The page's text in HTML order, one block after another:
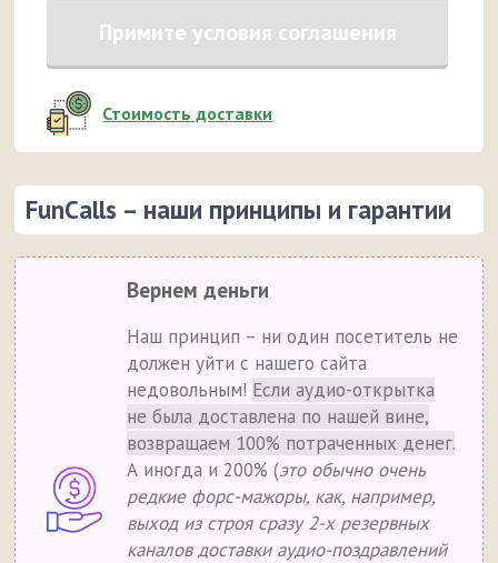
Примите условия соглашения
Стоимость доставки
FunCalls – наши принципы и гарантии
Вернем деньги
Наш принцип – ни один посетитель не
должен уйти с нашего сайта
недовольным! Если аудио-открытка
не была доставлена по нашей вине,
возвращаем 100% потраченных денег.
А иногда и 200% (это обычно очень
редкие форс-мажоры, как, например,
выход из строя сразу 2-х резервных
каналов доставки аудио-поздравлений